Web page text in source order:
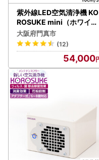
紫外線LED空気清浄機 KO
ROSUKE mini（ホワイト
） 卓上 コンパクト 空気清
浄機 除菌
大阪府門真市
(12)
54,000